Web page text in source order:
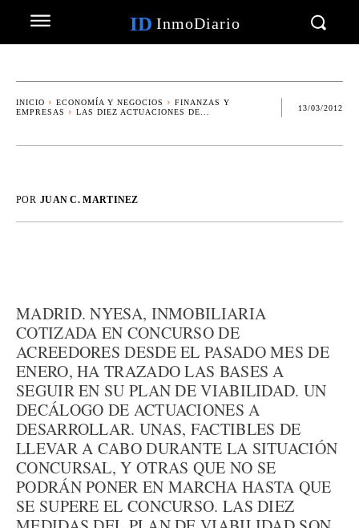
ID InmoDiario
INICIO ECONOMÍA Y NEGOCIOS
FINANZAS Y
EMPRESAS
LAS DIEZ ACTUACIONES DE...
13/03/2012
POR JUAN C. MARTINEZ
MADRID. NYESA, INMOBILIARIA
COTIZADA EN CONCURSO DE
ACREEDORES DESDE EL PASADO MES DE
ENERO, HA TRAZADO LAS BASES A
SEGUIR EN SU PLAN DE VIABILIDAD. UN
DECÁLOGO DE ACTUACIONES A
DESARROLLAR. UNAS, FACTIBLES DE
LLEVAR A CABO DURANTE LA SITUACIÓN
CONCURSAL, Y OTRAS QUE NO SE
PODRÁN PONER EN MARCHA HASTA QUE
SE SUPERE EL CONCURSO. LAS DIEZ